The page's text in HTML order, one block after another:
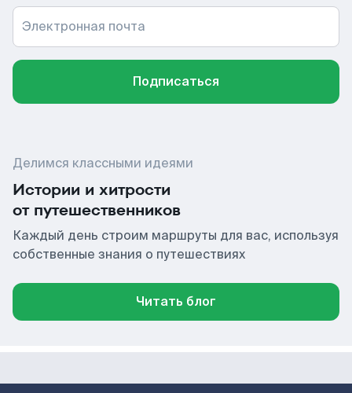
Электронная почта
Подписаться
Делимся классными идеями
Истории и хитрости
от путешественников
Каждый день строим маршруты для вас, используя
собственные знания о путешествиях
Читать блог